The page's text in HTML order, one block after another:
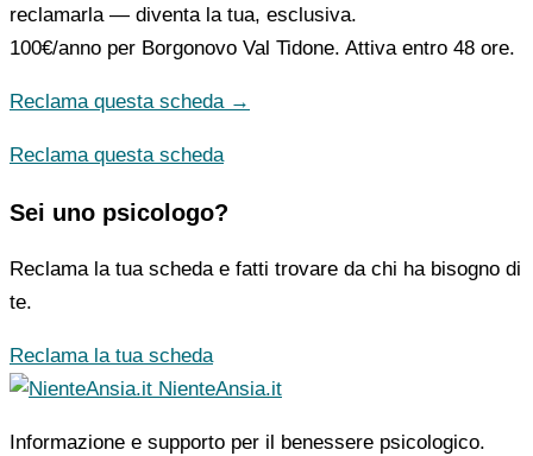
reclamarla — diventa la tua, esclusiva.
100€/anno per Borgonovo Val Tidone. Attiva entro 48 ore.
Reclama questa scheda →
Reclama questa scheda
Sei uno psicologo?
Reclama la tua scheda e fatti trovare da chi ha bisogno di
te.
Reclama la tua scheda
NienteAnsia.it
Informazione e supporto per il benessere psicologico.